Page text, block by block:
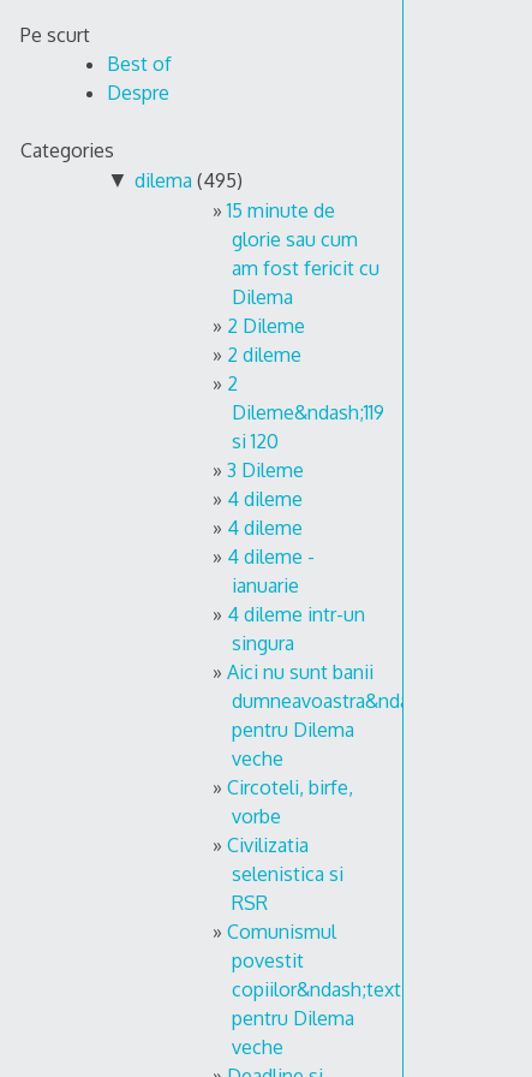
Pe scurt
Best of
Despre
Categories
▼ dilema (495)
15 minute de
glorie sau cum
am fost fericit cu
Dilema
2 Dileme
2 dileme
2
Dileme&ndash;119
si 120
3 Dileme
4 dileme
4 dileme
4 dileme -
ianuarie
4 dileme intr-un
singura
Aici nu sunt banii
dumneavoastra&ndash;text
pentru Dilema
veche
Circoteli, birfe,
vorbe
Civilizatia
selenistica si
RSR
Comunismul
povestit
copiilor&ndash;text
pentru Dilema
veche